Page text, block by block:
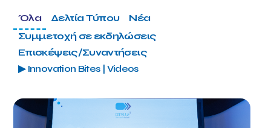
Όλα Δελτία Τύπου
Νέα
Συμμετοχή σε εκδηλώσεις
Επισκέψεις/Συναντήσεις
▶ Innovation Bites | Videos